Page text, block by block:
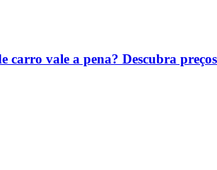
carro vale a pena? Descubra